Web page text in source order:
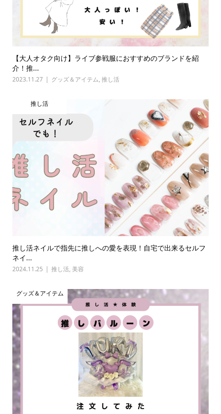
【大人オタク向け】ライブ参戦服におすすめのブランドを紹
介！推...
2023.11.27 グッズ＆アイテム, 推し活
推し活
推し活ネイルで指先に推しへの愛を表現！自宅で出来るセルフ
ネイ...
2024.11.25 推し活, 美容
グッズ＆アイテム